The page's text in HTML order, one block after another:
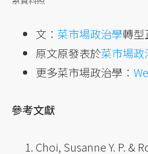
文： 菜市場政治學轉型
原文原發表於菜市場政
更多菜市場政治學：
參考文獻
Choi, Susanne Y. P. &